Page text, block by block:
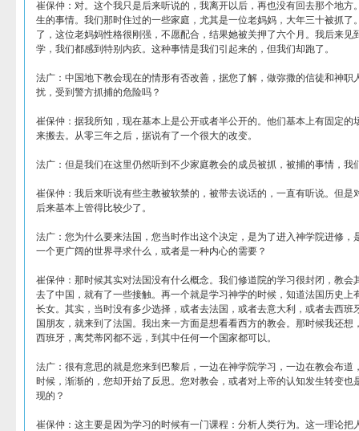
崔保仲：对。这个我只是后来听说的，我离开以后，再也没有回去那个地方
生的事情。我们那时住过的一些家庭，尤其是一位老妈妈，大年三十被抓了
了，这位老妈妈性格很刚强，不愿配合，结果她被关押了六个月。我后来见
学，我们都感到特别内疚。这种事情是我们引起来的，但我们却跑了。
法广：中国地下教会现在的情形有否改善，据您了解，做弥撒的信徒和神职
扰，受到警方抓捕的危险吗？
崔保仲：据我所知，现在基本上是公开或者半公开的。他们基本上有固定的
来搬去。从零三年之后，据说有了一个很大的改变。
法广：但是我们在这里仍然听到不少家庭教会的成员被抓，被捕的事情，我
崔保仲：我后来听说有些主教被软禁的，被带去说话的，一直有听说。但是
后来基本上管得比较少了。
法广：您为什么要来法国，您当时作出这个决定，是为了进入神学院进修，
一个更广阔的世界寻求什么，或者是一种内心的需要？
崔保仲：那时候其实对法国没有什么概念。我们修道院的学习很封闭，教会
去了中国，就有了一些接触。再一个就是学习神学的时候，知道法国历史上
长女。其实，当时没有多少选择，或者去法国，或者去意大利，或者去西班
国朋友，就来到了法国。我出来一方面是想看看西方的教会。那时候我还想
西班牙，离梵蒂冈都不远，到其中任何一个国家都可以。
法广：很有意思的就是您来到巴黎后，一边在神学院学习，一边在教会布道
时候，渐渐的，您却开始了反思。您对教会，或者对上帝的认知发生转变也
现的？
崔保仲：这主要是因为学习的时候有一门课程：分析人类行为。这一理论把